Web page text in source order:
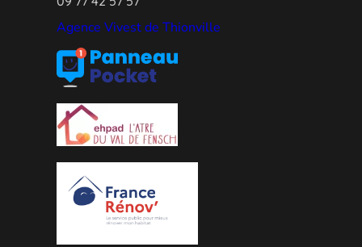
Agence Vivest de Thionville